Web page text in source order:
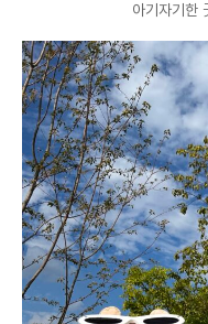
아기자기한